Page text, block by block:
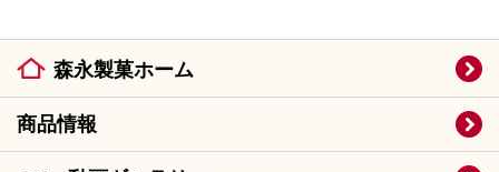
森永製菓ホーム
商品情報